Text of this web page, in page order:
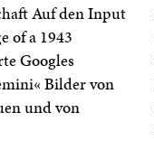
Auf den Input
of a 1943
Googles
Bilder von
und von